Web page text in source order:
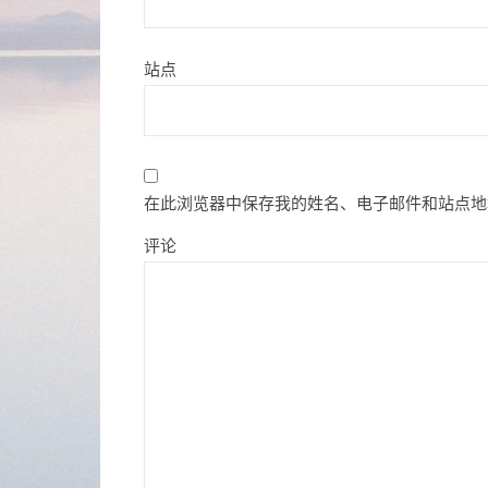
站点
在此浏览器中保存我的姓名、电子邮件和站点
评论